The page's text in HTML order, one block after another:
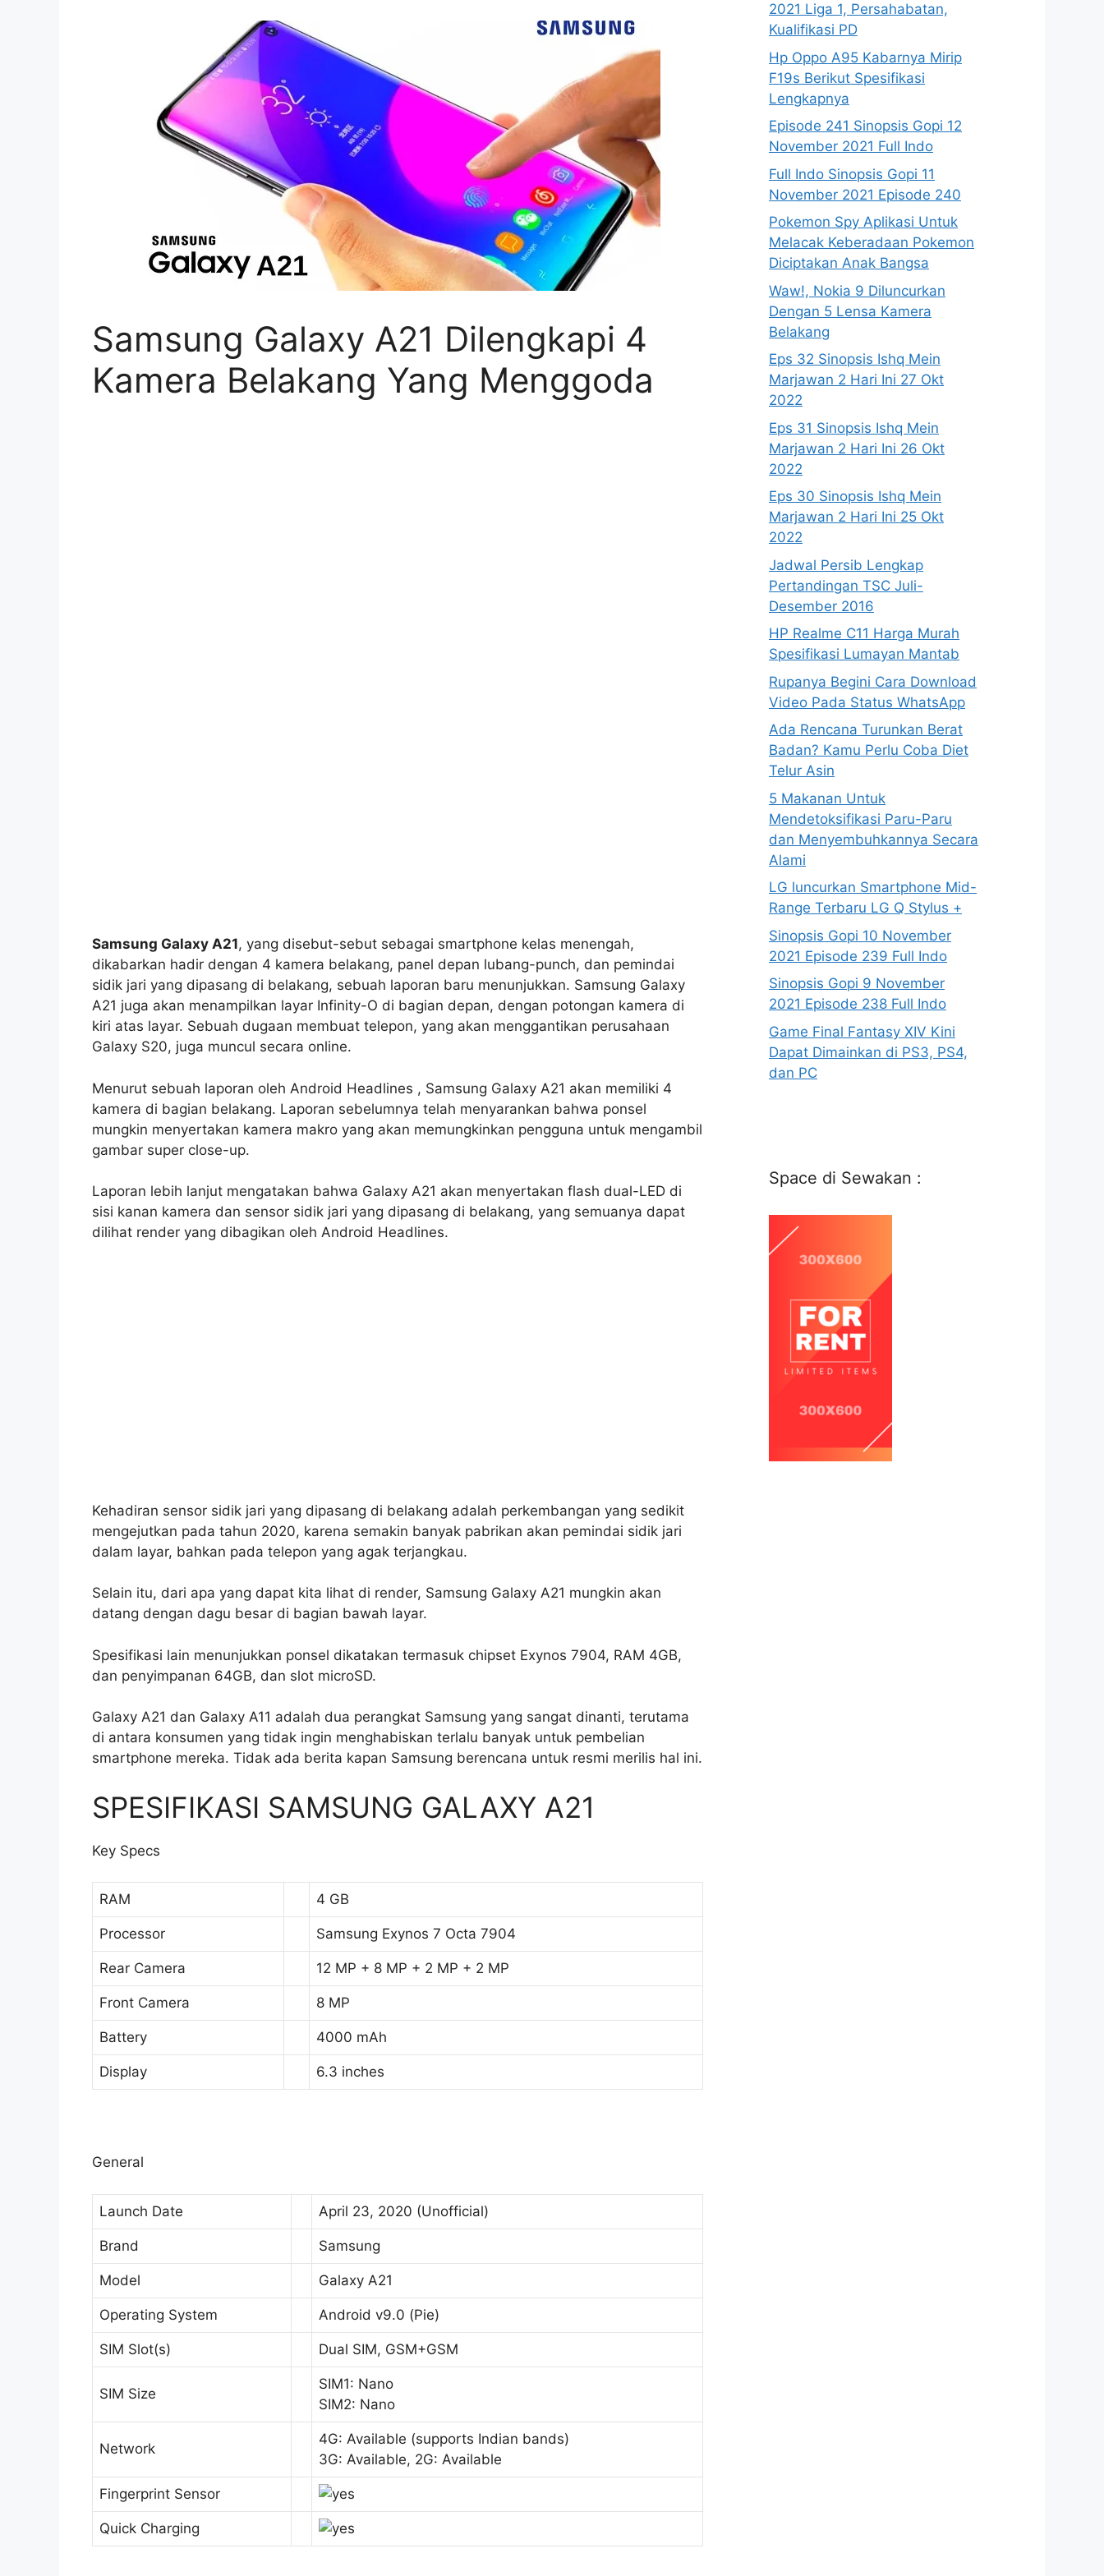
Samsung Galaxy A21 Dilengkapi 4
Kamera Belakang Yang Menggoda
Samsung Galaxy A21, yang disebut-sebut sebagai smartphone kelas menengah,
dikabarkan hadir dengan 4 kamera belakang, panel depan lubang-punch, dan pemindai
sidik jari yang dipasang di belakang, sebuah laporan baru menunjukkan. Samsung Galaxy
A21 juga akan menampilkan layar Infinity-O di bagian depan, dengan potongan kamera di
kiri atas layar. Sebuah dugaan membuat telepon, yang akan menggantikan perusahaan
Galaxy S20, juga muncul secara online.
Menurut sebuah laporan oleh Android Headlines , Samsung Galaxy A21 akan memiliki 4
kamera di bagian belakang. Laporan sebelumnya telah menyarankan bahwa ponsel
mungkin menyertakan kamera makro yang akan memungkinkan pengguna untuk mengambil
gambar super close-up.
Laporan lebih lanjut mengatakan bahwa Galaxy A21 akan menyertakan flash dual-LED di
sisi kanan kamera dan sensor sidik jari yang dipasang di belakang, yang semuanya dapat
dilihat render yang dibagikan oleh Android Headlines.
Kehadiran sensor sidik jari yang dipasang di belakang adalah perkembangan yang sedikit
mengejutkan pada tahun 2020, karena semakin banyak pabrikan akan pemindai sidik jari
dalam layar, bahkan pada telepon yang agak terjangkau.
Selain itu, dari apa yang dapat kita lihat di render, Samsung Galaxy A21 mungkin akan
datang dengan dagu besar di bagian bawah layar.
Spesifikasi lain menunjukkan ponsel dikatakan termasuk chipset Exynos 7904, RAM 4GB,
dan penyimpanan 64GB, dan slot microSD.
Galaxy A21 dan Galaxy A11 adalah dua perangkat Samsung yang sangat dinanti, terutama
di antara konsumen yang tidak ingin menghabiskan terlalu banyak untuk pembelian
smartphone mereka. Tidak ada berita kapan Samsung berencana untuk resmi merilis hal ini.
SPESIFIKASI SAMSUNG GALAXY A21
Key Specs
RAM 4 GB
Processor Samsung Exynos 7 Octa 7904
Rear Camera 12 MP + 8 MP + 2 MP + 2 MP
Front Camera 8 MP
Battery 4000 mAh
Display 6.3 inches
General
Launch Date April 23, 2020 (Unofficial)
Brand Samsung
Model Galaxy A21
Operating System Android v9.0 (Pie)
SIM Slot(s) Dual SIM, GSM+GSM
SIM Size
SIM1: Nano
SIM2: Nano
Network
4G: Available (supports Indian bands)
3G: Available, 2G: Available
Fingerprint Sensor
Quick Charging
2021 Liga 1, Persahabatan,
Kualifikasi PD
Hp Oppo A95 Kabarnya Mirip
F19s Berikut Spesifikasi
Lengkapnya
Episode 241 Sinopsis Gopi 12
November 2021 Full Indo
Full Indo Sinopsis Gopi 11
November 2021 Episode 240
Pokemon Spy Aplikasi Untuk
Melacak Keberadaan Pokemon
Diciptakan Anak Bangsa
Waw!, Nokia 9 Diluncurkan
Dengan 5 Lensa Kamera
Belakang
Eps 32 Sinopsis Ishq Mein
Marjawan 2 Hari Ini 27 Okt
2022
Eps 31 Sinopsis Ishq Mein
Marjawan 2 Hari Ini 26 Okt
2022
Eps 30 Sinopsis Ishq Mein
Marjawan 2 Hari Ini 25 Okt
2022
Jadwal Persib Lengkap
Pertandingan TSC Juli-
Desember 2016
HP Realme C11 Harga Murah
Spesifikasi Lumayan Mantab
Rupanya Begini Cara Download
Video Pada Status WhatsApp
Ada Rencana Turunkan Berat
Badan? Kamu Perlu Coba Diet
Telur Asin
5 Makanan Untuk
Mendetoksifikasi Paru-Paru
dan Menyembuhkannya Secara
Alami
LG luncurkan Smartphone Mid-
Range Terbaru LG Q Stylus +
Sinopsis Gopi 10 November
2021 Episode 239 Full Indo
Sinopsis Gopi 9 November
2021 Episode 238 Full Indo
Game Final Fantasy XIV Kini
Dapat Dimainkan di PS3, PS4,
dan PC
Space di Sewakan :